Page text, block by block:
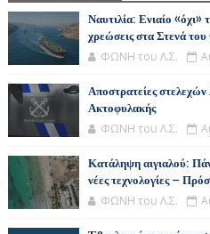
Ναυτιλία: Ενιαίο «όχι»
χρεώσεις στα Στενά
ΦΩΝΗ του Λ.Σ.
Αποστρατείες
Ακτοφυλακής
ΦΩΝΗ του Λ.Σ.
Κατάληψη αιγιαλού:
νέες τεχνολογίες –
ΦΩΝΗ του Λ.Σ.